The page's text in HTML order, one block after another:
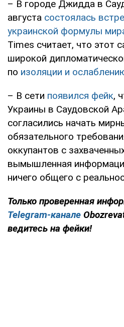
– В городе Джидда в
августа состоялась
украинской формулы
Times считает, что этот
широкой
по изоляции и
– В сети появился фейк,
Украины в Саудовской
согласились начать
обязательного
оккупантов с
вымышленная
ничего общего с
Только проверенная
Telegram-канале
ведитесь на фейки!